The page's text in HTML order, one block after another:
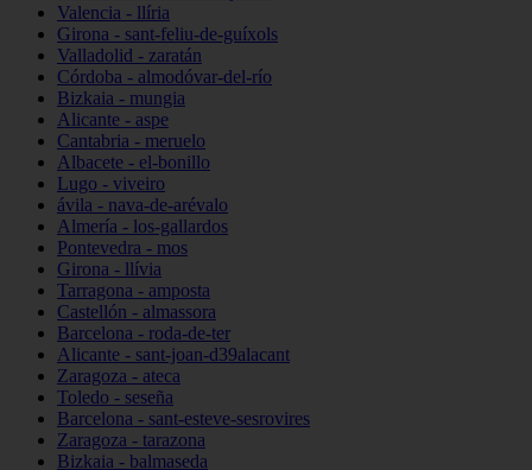
Valencia - llíria
Girona - sant-feliu-de-guíxols
Valladolid - zaratán
Córdoba - almodóvar-del-río
Bizkaia - mungia
Alicante - aspe
Cantabria - meruelo
Albacete - el-bonillo
Lugo - viveiro
ávila - nava-de-arévalo
Almería - los-gallardos
Pontevedra - mos
Girona - llívia
Tarragona - amposta
Castellón - almassora
Barcelona - roda-de-ter
Alicante - sant-joan-d39alacant
Zaragoza - ateca
Toledo - seseña
Barcelona - sant-esteve-sesrovires
Zaragoza - tarazona
Bizkaia - balmaseda